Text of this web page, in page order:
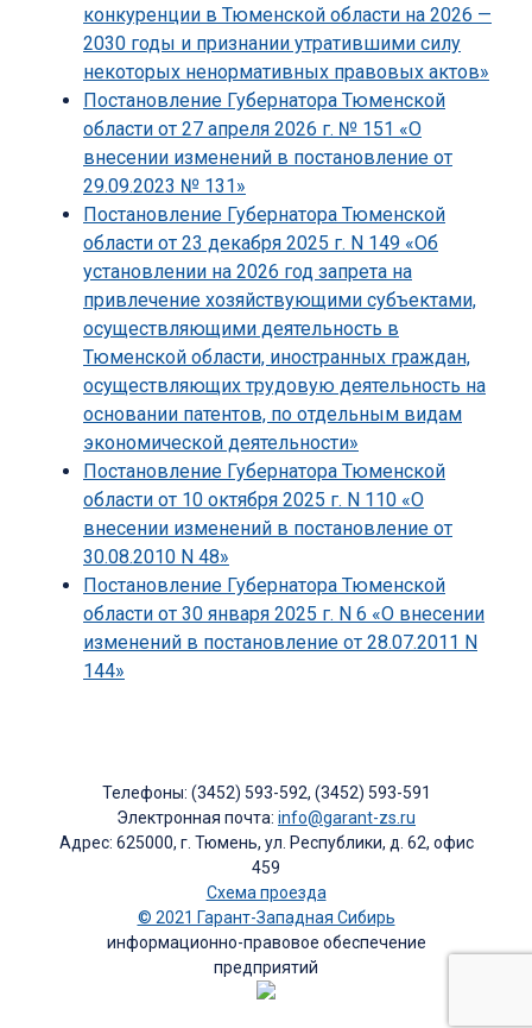
конкуренции в Тюменской области на 2026 —
2030 годы и признании утратившими силу
некоторых ненормативных правовых актов»
Постановление Губернатора Тюменской
области от 27 апреля 2026 г. № 151 «О
внесении изменений в постановление от
29.09.2023 № 131»
Постановление Губернатора Тюменской
области от 23 декабря 2025 г. N 149 «Об
установлении на 2026 год запрета на
привлечение хозяйствующими субъектами,
осуществляющими деятельность в
Тюменской области, иностранных граждан,
осуществляющих трудовую деятельность на
основании патентов, по отдельным видам
экономической деятельности»
Постановление Губернатора Тюменской
области от 10 октября 2025 г. N 110 «О
внесении изменений в постановление от
30.08.2010 N 48»
Постановление Губернатора Тюменской
области от 30 января 2025 г. N 6 «О внесении
изменений в постановление от 28.07.2011 N
144»
Телефоны: (3452) 593-592, (3452) 593-591
Электронная почта: info@garant-zs.ru
Адрес: 625000, г. Тюмень, ул. Республики, д. 62, офис
459
Схема проезда
© 2021 Гарант-Западная Сибирь
информационно-правовое обеспечение
предприятий